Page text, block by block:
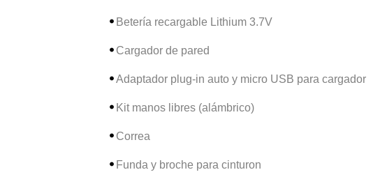
Betería recargable Lithium 3.7V
Cargador de pared
Adaptador plug-in auto y micro USB para cargador
Kit manos libres (alámbrico)
Correa
Funda y broche para cinturon